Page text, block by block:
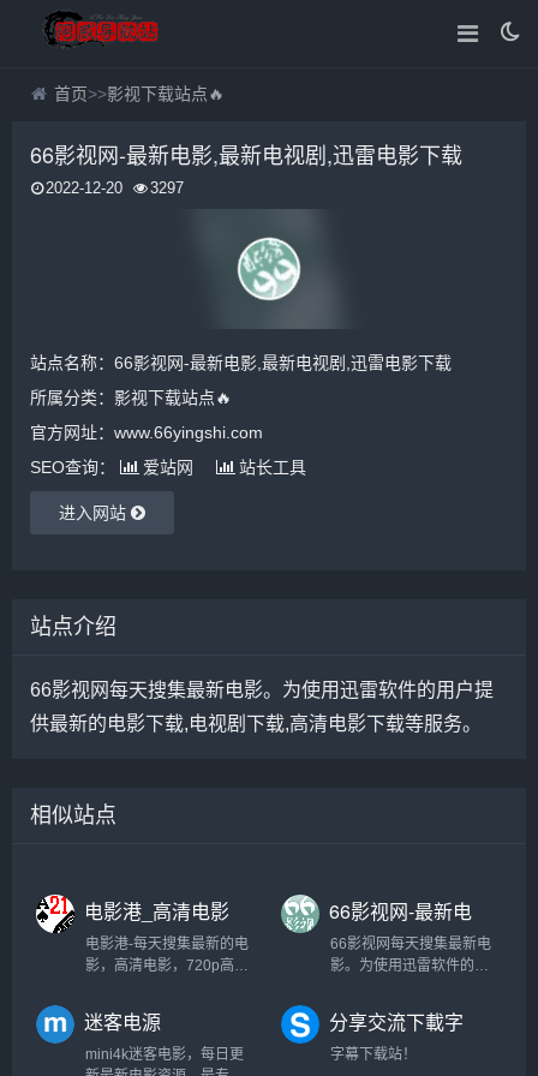
首页>>影视下载站点🔥
66影视网-最新电影,最新电视剧,迅雷电影下载
2022-12-20 3297
站点名称：66影视网-最新电影,最新电视剧,迅雷电影下载
所属分类： 影视下载站点🔥
官方网址：www.66yingshi.com
SEO查询：
爱站网 站长工具
进入网站
站点介绍
66影视网每天搜集最新电影。为使用迅雷软件的用户提
供最新的电影下载,电视剧下载,高清电影下载等服务。
相似站点
电影港_高清电影
下载_720p高清
_1080p高清
电影港-每天搜集最新的电
影，高清电影，720p高清
免费下载。专注于高清电
影的下载服务。
66影视网-最新电
影,最新电视剧,迅
雷电影下载
66影视网每天搜集最新电
影。为使用迅雷软件的用
视剧下载,高清电影下载等
服务。
迷客电源
mini4k迷客电影，每日更
分享交流下載字
幕平台 - SubHD
字幕下载站！